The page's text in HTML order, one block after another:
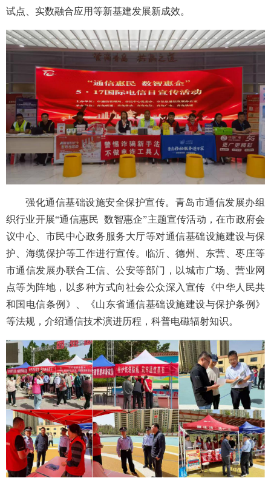
试点、实数融合应用等新基建发展新成效。
强化通信基础设施安全保护宣传。青岛市通信发展办组
织行业开展“通信惠民 数智惠企”主题宣传活动，在市政府会
议中心、市民中心政务服务大厅等对通信基础设施建设与保
护、海缆保护等工作进行宣传。临沂、德州、东营、枣庄等
市通信发展办联合工信、公安等部门，以城市广场、营业网
点等为阵地，以多种方式向社会公众深入宣传《中华人民共
和国电信条例》、《山东省通信基础设施建设与保护条例》
等法规，介绍通信技术演进历程，科普电磁辐射知识。